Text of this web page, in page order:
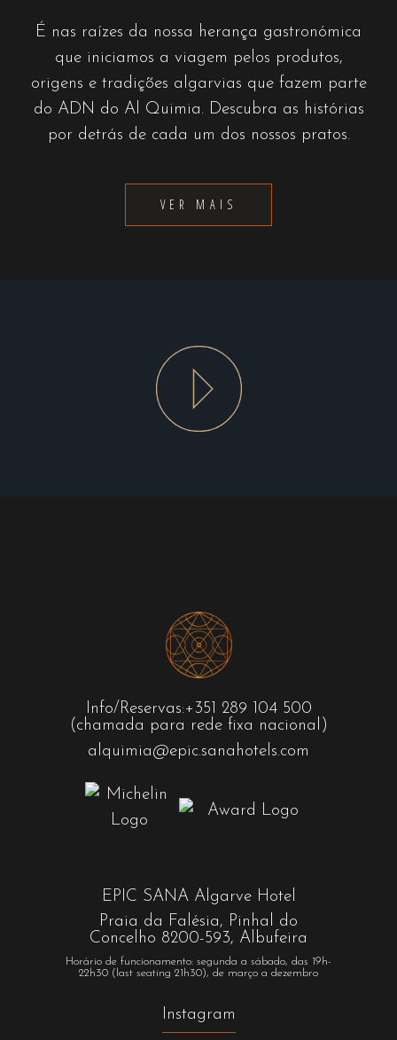
É nas raízes da nossa herança gastronómica
que iniciamos a viagem pelos produtos,
origens e tradições algarvias que fazem parte
do ADN do Al Quimia. Descubra as histórias
por detrás de cada um dos nossos pratos.
VER MAIS
Info/Reservas:+351 289 104 500
(chamada para rede fixa nacional)
alquimia@epic.sanahotels.com
EPIC SANA Algarve Hotel
Praia da Falésia, Pinhal do
Concelho 8200-593, Albufeira
Horário de funcionamento: segunda a sábado, das 19h-
22h30 (last seating 21h30), de março a dezembro
Instagram